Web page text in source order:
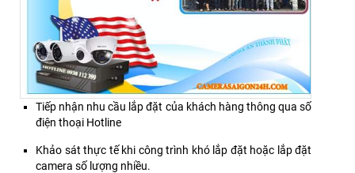
Tiếp nhận nhu cầu lắp đặt của khách hàng thông qua số
điện thoại Hotline
Khảo sát thực tế khi công trình khó lắp đặt hoặc lắp đặt
camera số lượng nhiều.